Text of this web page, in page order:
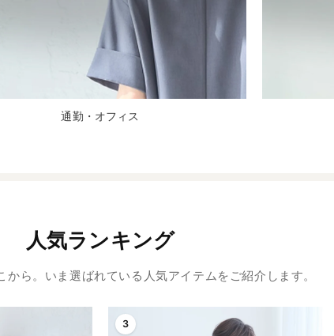
通勤・オフィス
人気ランキング
から。いま選ばれている人気アイテムをご紹介します。
3